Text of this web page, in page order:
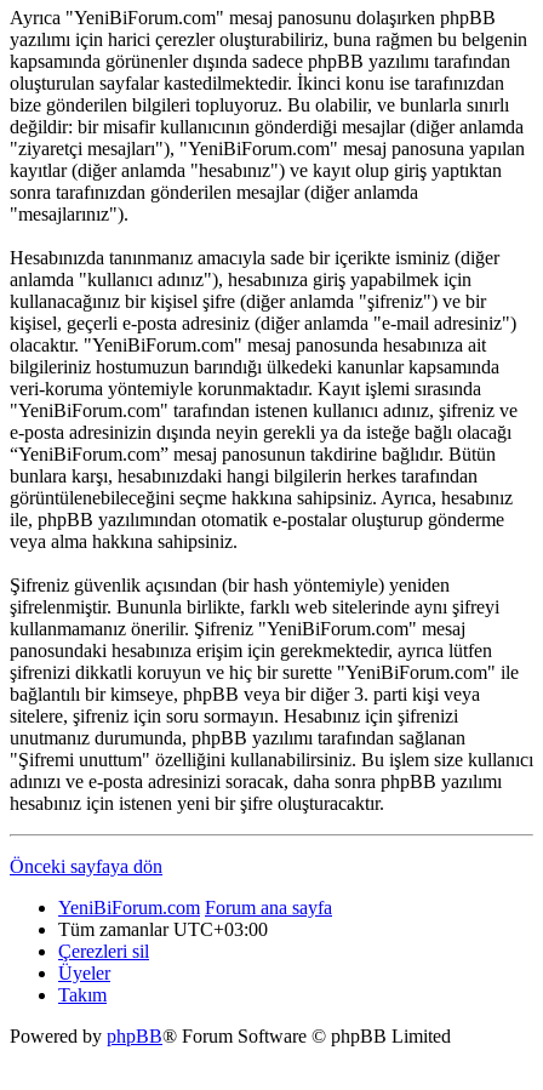
Ayrıca "YeniBiForum.com" mesaj panosunu dolaşırken phpBB
yazılımı için harici çerezler oluşturabiliriz, buna rağmen bu belgenin
kapsamında görünenler dışında sadece phpBB yazılımı tarafından
oluşturulan sayfalar kastedilmektedir. İkinci konu ise tarafınızdan
bize gönderilen bilgileri topluyoruz. Bu olabilir, ve bunlarla sınırlı
değildir: bir misafir kullanıcının gönderdiği mesajlar (diğer anlamda
"ziyaretçi mesajları"), "YeniBiForum.com" mesaj panosuna yapılan
kayıtlar (diğer anlamda "hesabınız") ve kayıt olup giriş yaptıktan
sonra tarafınızdan gönderilen mesajlar (diğer anlamda
"mesajlarınız").
Hesabınızda tanınmanız amacıyla sade bir içerikte isminiz (diğer
anlamda "kullanıcı adınız"), hesabınıza giriş yapabilmek için
kullanacağınız bir kişisel şifre (diğer anlamda "şifreniz") ve bir
kişisel, geçerli e-posta adresiniz (diğer anlamda "e-mail adresiniz")
olacaktır. "YeniBiForum.com" mesaj panosunda hesabınıza ait
bilgileriniz hostumuzun barındığı ülkedeki kanunlar kapsamında
veri-koruma yöntemiyle korunmaktadır. Kayıt işlemi sırasında
"YeniBiForum.com" tarafından istenen kullanıcı adınız, şifreniz ve
e-posta adresinizin dışında neyin gerekli ya da isteğe bağlı olacağı
“YeniBiForum.com” mesaj panosunun takdirine bağlıdır. Bütün
bunlara karşı, hesabınızdaki hangi bilgilerin herkes tarafından
görüntülenebileceğini seçme hakkına sahipsiniz. Ayrıca, hesabınız
ile, phpBB yazılımından otomatik e-postalar oluşturup gönderme
veya alma hakkına sahipsiniz.
Şifreniz güvenlik açısından (bir hash yöntemiyle) yeniden
şifrelenmiştir. Bununla birlikte, farklı web sitelerinde aynı şifreyi
kullanmamanız önerilir. Şifreniz "YeniBiForum.com" mesaj
panosundaki hesabınıza erişim için gerekmektedir, ayrıca lütfen
şifrenizi dikkatli koruyun ve hiç bir surette "YeniBiForum.com" ile
bağlantılı bir kimseye, phpBB veya bir diğer 3. parti kişi veya
sitelere, şifreniz için soru sormayın. Hesabınız için şifrenizi
unutmanız durumunda, phpBB yazılımı tarafından sağlanan
"Şifremi unuttum" özelliğini kullanabilirsiniz. Bu işlem size kullanıcı
adınızı ve e-posta adresinizi soracak, daha sonra phpBB yazılımı
hesabınız için istenen yeni bir şifre oluşturacaktır.
Önceki sayfaya dön
YeniBiForum.com Forum ana sayfa
Tüm zamanlarUTC+03:00
Çerezleri sil
Üyeler
Takım
Powered by phpBB® Forum Software © phpBB Limited